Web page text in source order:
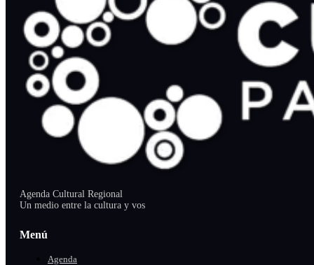
Agenda Cultural Regional
Un medio entre la cultura y vos
Menú
Agenda